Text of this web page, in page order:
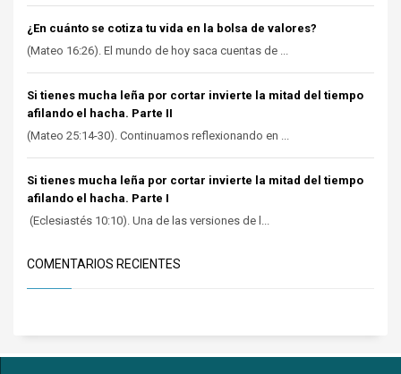
¿En cuánto se cotiza tu vida en la bolsa de valores?
(Mateo 16:26). El mundo de hoy saca cuentas de ...
Si tienes mucha leña por cortar invierte la mitad del tiempo
afilando el hacha. Parte II
(Mateo 25:14-30). Continuamos reflexionando en ...
Si tienes mucha leña por cortar invierte la mitad del tiempo
afilando el hacha. Parte I
(Eclesiastés 10:10). Una de las versiones de l...
COMENTARIOS RECIENTES